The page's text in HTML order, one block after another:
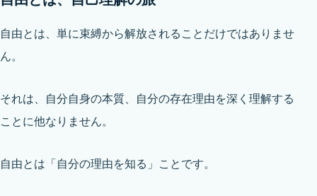
自由とは、単に束縛から解放されることだけではありませ
ん。
それは、自分自身の本質、自分の存在理由を深く理解する
ことに他なりません。
自由とは「自分の理由を知る」ことです。